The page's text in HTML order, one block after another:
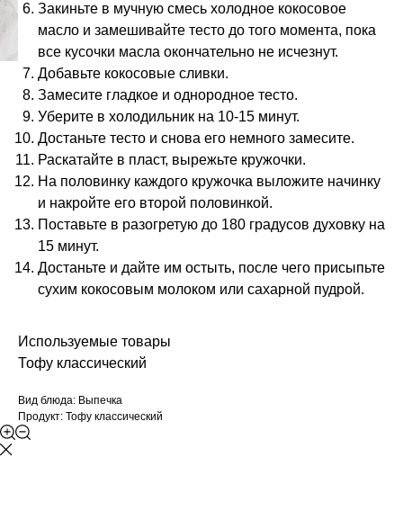
Закиньте в мучную смесь холодное кокосовое
масло и замешивайте тесто до того момента, пока
все кусочки масла окончательно не исчезнут.
Добавьте кокосовые сливки.
Замесите гладкое и однородное тесто.
Уберите в холодильник на 10-15 минут.
Достаньте тесто и снова его немного замесите.
Раскатайте в пласт, вырежьте кружочки.
На половинку каждого кружочка выложите начинку
и накройте его второй половинкой.
Поставьте в разогретую до 180 градусов духовку на
15 минут.
Достаньте и дайте им остыть, после чего присыпьте
сухим кокосовым молоком или сахарной пудрой.
Используемые товары
Тофу классический
Вид блюда: Выпечка
Продукт: Тофу классический